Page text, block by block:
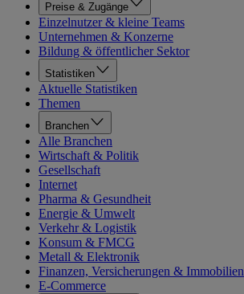
Preise & Zugänge
Einzelnutzer & kleine Teams
Unternehmen & Konzerne
Bildung & öffentlicher Sektor
Statistiken
Aktuelle Statistiken
Themen
Branchen
Alle Branchen
Wirtschaft & Politik
Gesellschaft
Internet
Pharma & Gesundheit
Energie & Umwelt
Verkehr & Logistik
Konsum & FMCG
Metall & Elektronik
Finanzen, Versicherungen & Immobilien
E-Commerce